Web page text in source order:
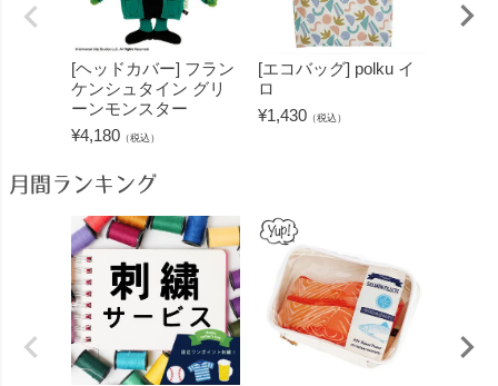
[ヘッドカバー] フラン
ケンシュタイン グリ
ーンモンスター
¥4,180 （税込）
[エコバッグ] polku イ
ロ
¥1,430 （税込）
月間ランキング